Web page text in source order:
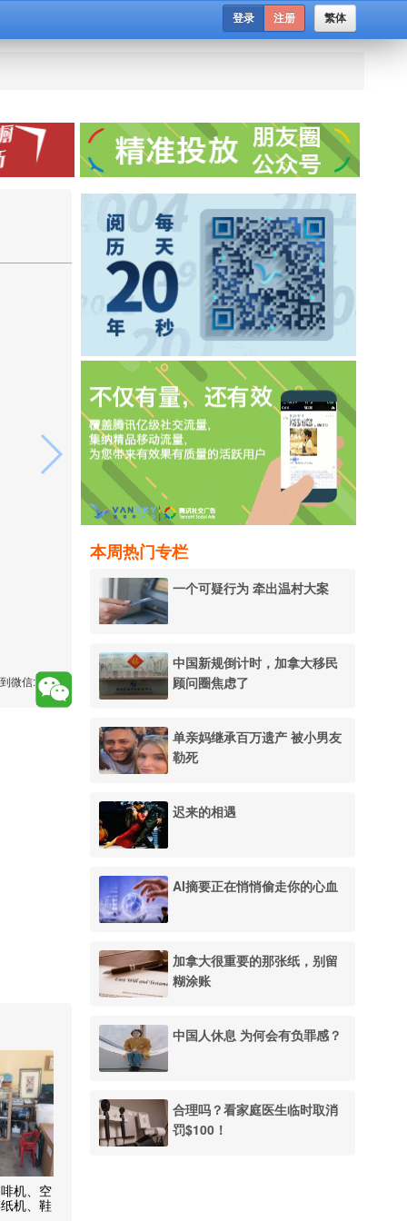
繁体
登录 注册
本周热门专栏
一个可疑行为 牵出温村大案
中国新规倒计时，加拿大移民
顾问圈焦虑了
单亲妈继承百万遗产 被小男友
勒死
迟来的相遇
AI摘要正在悄悄偷走你的心血
加拿大很重要的那张纸，别留
糊涂账
中国人休息 为何会有负罪感？
合理吗？看家庭医生临时取消
罚$100！
微信:
机、空
机、鞋